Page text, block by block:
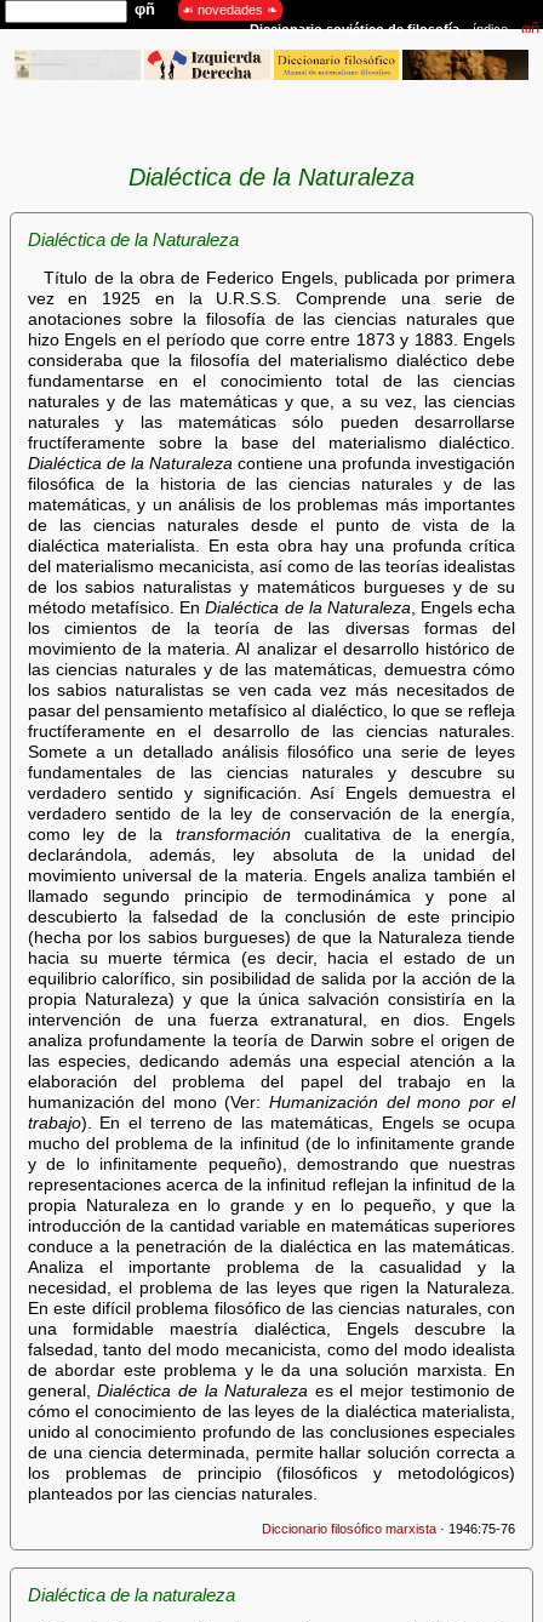
Dialéctica de la Naturaleza
Dialéctica de la Naturaleza
Título de la obra de Federico Engels, publicada por primera
vez en 1925 en la U.R.S.S. Comprende una serie de
anotaciones sobre la filosofía de las ciencias naturales que
hizo Engels en el período que corre entre 1873 y 1883. Engels
consideraba que la filosofía del materialismo dialéctico debe
fundamentarse en el conocimiento total de las ciencias
naturales y de las matemáticas y que, a su vez, las ciencias
naturales y las matemáticas sólo pueden desarrollarse
fructíferamente sobre la base del materialismo dialéctico.
Dialéctica de la Naturaleza contiene una profunda investigación
filosófica de la historia de las ciencias naturales y de las
matemáticas, y un análisis de los problemas más importantes
de las ciencias naturales desde el punto de vista de la
dialéctica materialista. En esta obra hay una profunda crítica
del materialismo mecanicista, así como de las teorías idealistas
de los sabios naturalistas y matemáticos burgueses y de su
método metafísico. EnDialéctica de la Naturaleza , Engels echa
los cimientos de la teoría de las diversas formas del
movimiento de la materia. Al analizar el desarrollo histórico de
las ciencias naturales y de las matemáticas, demuestra cómo
los sabios naturalistas se ven cada vez más necesitados de
pasar del pensamiento metafísico al dialéctico, lo que se refleja
fructíferamente en el desarrollo de las ciencias naturales.
Somete a un detallado análisis filosófico una serie de leyes
fundamentales de las ciencias naturales y descubre su
verdadero sentido y significación. Así Engels demuestra el
verdadero sentido de la ley de conservación de la energía,
como ley de la transformación cualitativa de la energía,
declarándola, además, ley absoluta de la unidad del
movimiento universal de la materia. Engels analiza también el
llamado segundo principio de termodinámica y pone al
descubierto la falsedad de la conclusión de este principio
(hecha por los sabios burgueses) de que la Naturaleza tiende
hacia su muerte térmica (es decir, hacia el estado de un
equilibrio calorífico, sin posibilidad de salida por la acción de la
propia Naturaleza) y que la única salvación consistiría en la
intervención de una fuerza extranatural, en dios. Engels
analiza profundamente la teoría de Darwin sobre el origen de
las especies, dedicando además una especial atención a la
elaboración del problema del papel del trabajo en la
humanización del mono (Ver: Humanización del mono por el
trabajo). En el terreno de las matemáticas, Engels se ocupa
mucho del problema de la infinitud (de lo infinitamente grande
y de lo infinitamente pequeño), demostrando que nuestras
representaciones acerca de la infinitud reflejan la infinitud de la
propia Naturaleza en lo grande y en lo pequeño, y que la
introducción de la cantidad variable en matemáticas superiores
conduce a la penetración de la dialéctica en las matemáticas.
Analiza el importante problema de la casualidad y la
necesidad, el problema de las leyes que rigen la Naturaleza.
En este difícil problema filosófico de las ciencias naturales, con
una formidable maestría dialéctica, Engels descubre la
falsedad, tanto del modo mecanicista, como del modo idealista
de abordar este problema y le da una solución marxista. En
general,Dialéctica de la Naturaleza es el mejor testimonio de
cómo el conocimiento de las leyes de la dialéctica materialista,
unido al conocimiento profundo de las conclusiones especiales
de una ciencia determinada, permite hallar solución correcta a
los problemas de principio (filosóficos y metodológicos)
planteados por las ciencias naturales.
Diccionario filosófico marxista · 1946:75-76
Dialéctica de la naturaleza